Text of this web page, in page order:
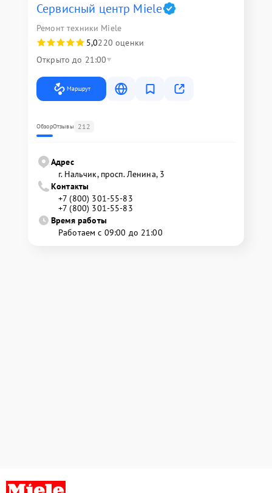
Сервисный центр Miele
Ремонт техники Miele
5,0220 оценки
Открыто до 21:00
Маршрут
ОбзорОтзывы 212
Адрес
г. Нальчик, просп. Ленина, 3
Контакты
+7 (800) 301-55-83
+7 (800) 301-55-83
Время работы
Работаем с 09:00 до 21:00